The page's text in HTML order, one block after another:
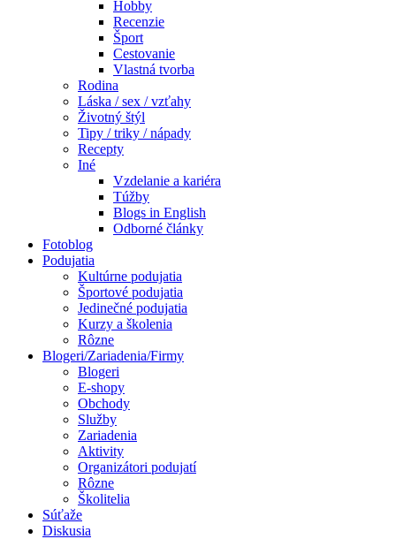
Hobby
Recenzie
Šport
Cestovanie
Vlastná tvorba
Rodina
Láska / sex / vzťahy
Životný štýl
Tipy / triky / nápady
Recepty
Iné
Vzdelanie a kariéra
Túžby
Blogs in English
Odborné články
Fotoblog
Podujatia
Kultúrne podujatia
Športové podujatia
Jedinečné podujatia
Kurzy a školenia
Rôzne
Blogeri/Zariadenia/Firmy
Blogeri
E-shopy
Obchody
Služby
Zariadenia
Aktivity
Organizátori podujatí
Rôzne
Školitelia
Súťaže
Diskusia